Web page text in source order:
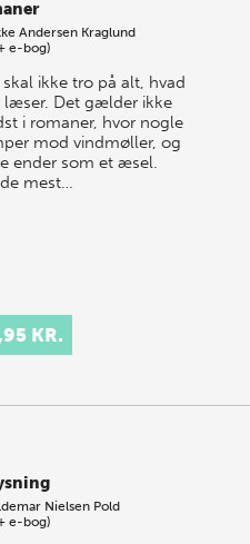
Andersen Kraglund
e-bog)
skal ikke tro på alt, hvad
læser. Det gælder ikke
i romaner, hvor nogle
mod vindmøller, og
ender som et æsel.
mest…
KR.
Nielsen Pold
e-bog)